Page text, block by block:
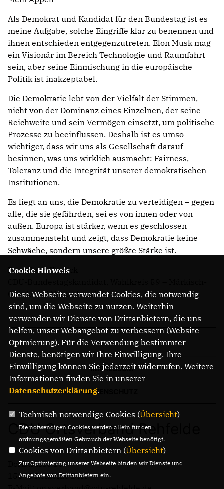
Als Demokrat und Kandidat für den Bundestag ist es
meine Aufgabe, solche Eingriffe klar zu benennen und
ihnen entschieden entgegenzutreten. Elon Musk mag
ein Visionär im Bereich Technologie und Raumfahrt
sein, aber seine Einmischung in die europäische
Politik ist inakzeptabel.
Die Demokratie lebt von der Vielfalt der Stimmen,
nicht von der Dominanz eines Einzelnen, der seine
Reichweite und sein Vermögen einsetzt, um politische
Prozesse zu beeinflussen. Deshalb ist es umso
wichtiger, dass wir uns als Gesellschaft darauf
besinnen, was uns wirklich ausmacht: Fairness,
Toleranz und die Integrität unserer demokratischen
Institutionen.
Es liegt an uns, die Demokratie zu verteidigen – gegen
alle, die sie gefährden, sei es von innen oder von
außen. Europa ist stärker, wenn es geschlossen
zusammensteht und zeigt, dass Demokratie keine
Schwäche, sondern unsere größte Stärke ist.
Euer Rene Kaplick
Oderland / Niederbarnim
IMPRESSUM
DATENSCHUTZ
CDU Ortsverband Rehfelde
Dorfstrasse 18
15345 Rehfelde Dorf
Cookie Hinweis
Diese Webseite verwendet Cookies, die notwendig
sind, um die Webseite zu nutzen. Weiterhin
verwenden wir Dienste von Drittanbietern, die uns
helfen, unser Webangebot zu verbessern (Website-
Optmierung). Für die Verwendung bestimmter
Dienste, benötigen wir Ihre Einwilligung. Ihre
Einwilligung können Sie jederzeit widerrufen. Weitere
Informationen finden Sie in unserer
Datenschutzerklärung.
Technisch notwendige Cookies (Übersicht)
Die notwendigen Cookies werden allein für den
ordnungsgemäßen Gebrauch der Webseite benötigt.
Cookies von Drittanbietern (Übersicht)
Zur Optimierung unserer Webseite binden wir Dienste und
Angebote von Drittanbietern ein.